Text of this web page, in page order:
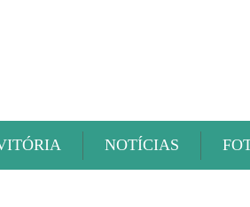
NOTÍCIAS